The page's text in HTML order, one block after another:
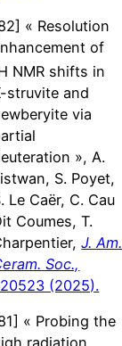
« Resolution
of
NMR shifts in
struvite and
via
», A.
S. Poyet,
Le Caër, C. Cau
Coumes, T.
J. Am.
Soc.,
(2025).
« Probing the